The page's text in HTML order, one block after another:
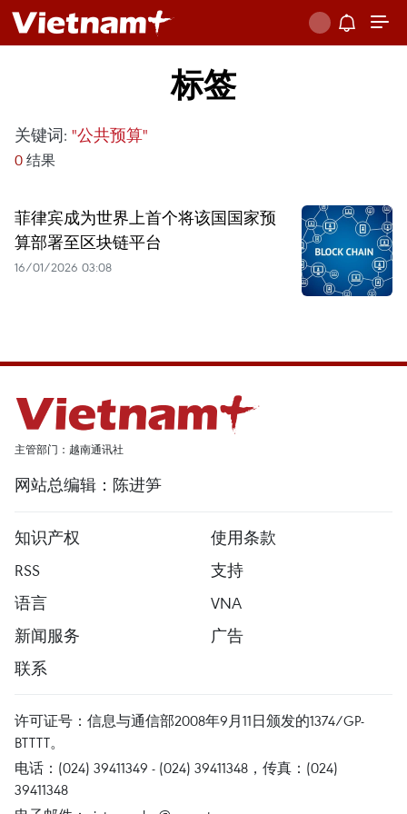
标签
关键词: "公共预算"
0 结果
菲律宾成为世界上首个将该国国家预
算部署至区块链平台
16/01/2026 03:08
主管部门：越南通讯社
网站总编辑：陈进笋
知识产权
使用条款
RSS
支持
语言
VNA
新闻服务
广告
联系
许可证号：信息与通信部2008年9月11日颁发的1374/GP-
BTTTT。
电话：(024) 39411349 - (024) 39411348，传真：(024)
39411348